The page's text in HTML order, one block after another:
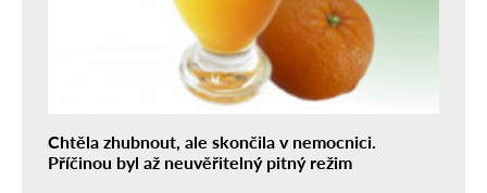
Chtěla zhubnout, ale skončila v nemocnici.
Příčinou byl až neuvěřitelný pitný režim